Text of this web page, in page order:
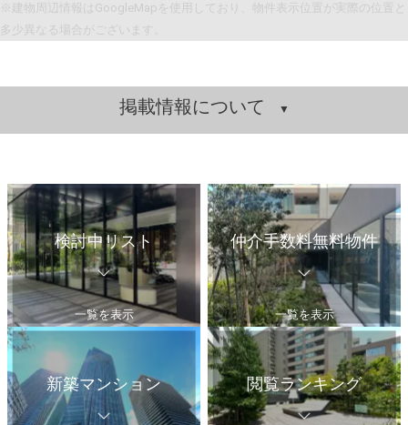
※建物周辺情報はGoogleMapを使用しており、物件表示位置が実際の位置と
多少異なる場合がございます。
掲載情報について
検討中リスト
一覧を表示
仲介手数料無料物件
一覧を表示
新築マンション 閲覧ランキング